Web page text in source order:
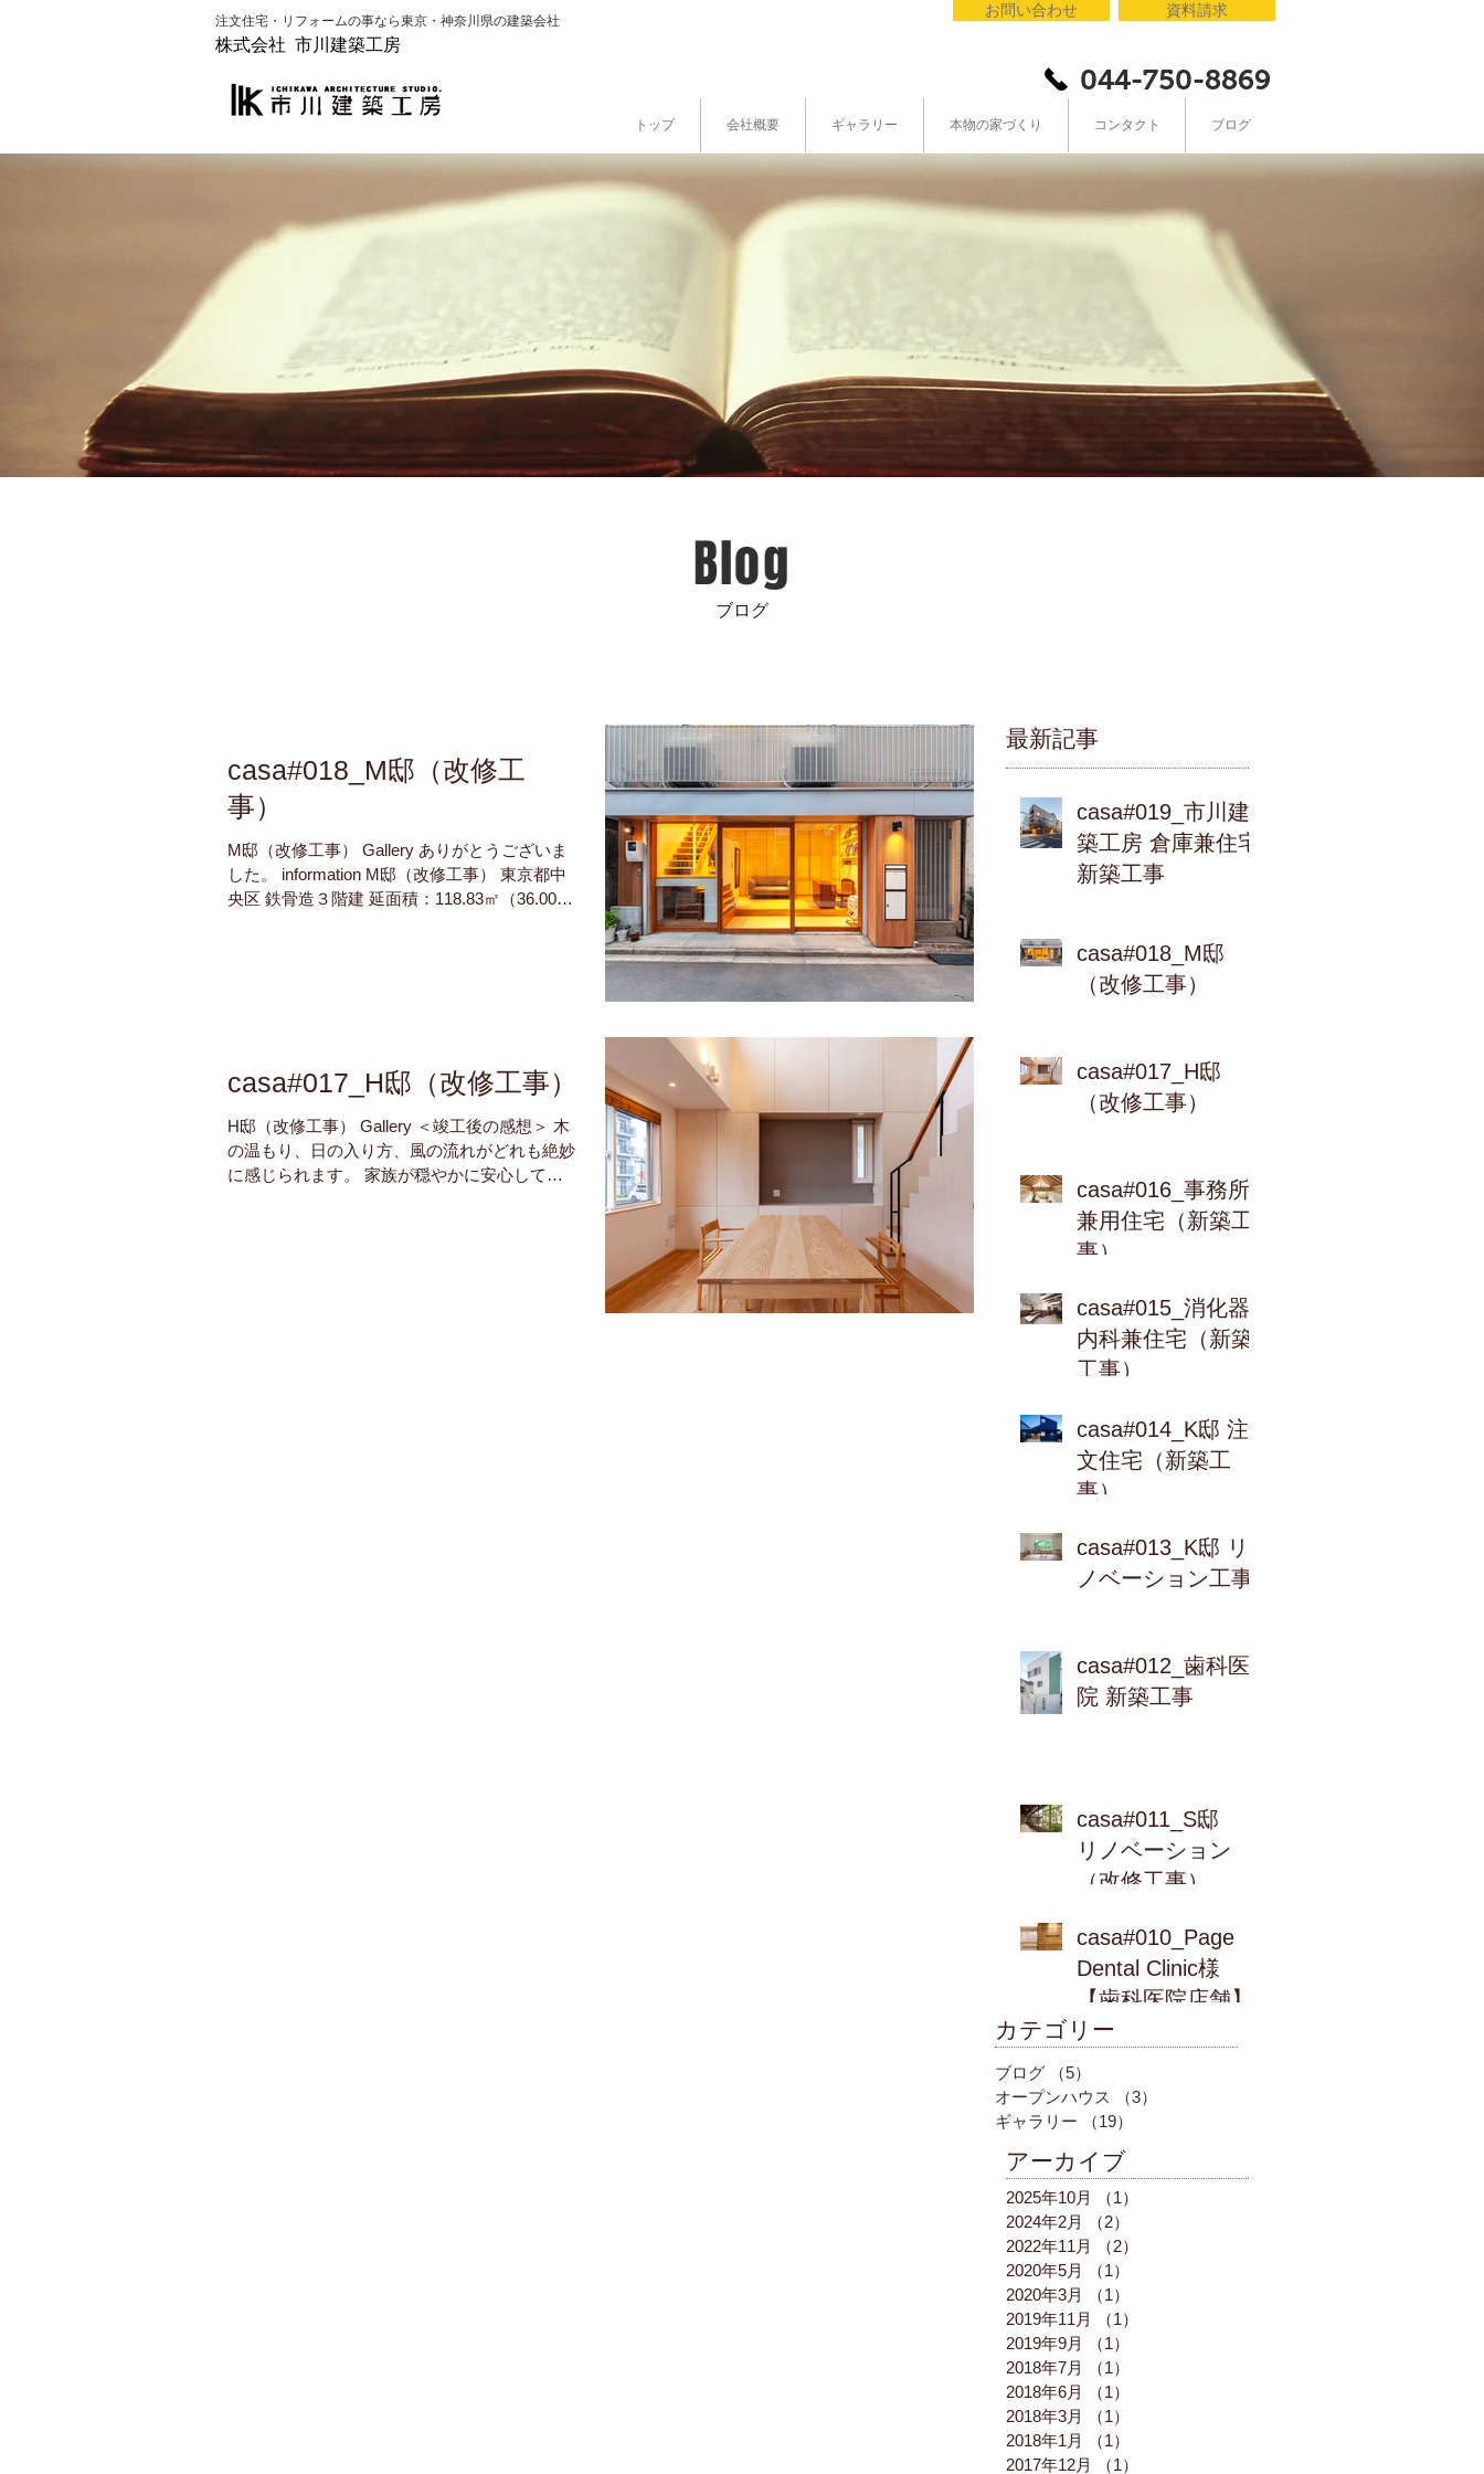
​注文住宅・リフォームの事なら​東京・神奈川県の建築会社
株式会社 市川建築工房
お問い合わせ 資料請求
トップ 会社概要 ギャラリー 本物の家づくり コンタクト ブログ
044-750-8869
Blog
​ブログ
casa#018_M邸（改修工
事）
M邸（改修工事） Gallery ありがとうございま
した。 information M邸（改修工事） 東京都中
央区 鉄骨造３階建 延面積：118.83㎡（36.00
casa#017_H邸（改修工事）
H邸（改修工事） Gallery ＜竣工後の感想＞ 木
の温もり、日の入り方、風の流れがどれも絶妙
に感じられます。 家族が穏やかに安心して過
最新記事
casa#019_市川建
築工房 倉庫兼住宅
新築工事
casa#018_M邸
（改修工事）
casa#017_H邸
（改修工事）
casa#016_事務所
兼用住宅（新築工
事）
casa#015_消化器
内科兼住宅（新築
工事）
casa#014_K邸 注
文住宅（新築工
事）
casa#013_K邸 リ
ノベーション工事
casa#012_歯科医
院 新築工事
casa#011_S邸
リノベーション
（改修工事）
casa#010_Page
Dental Clinic様
【歯科医院店舗】
カテゴリー
ブログ （5）
オープンハウス
（3）
ギャラリー
（19）
アーカイブ
2025年10月 （1）
2024年2月
（2）
2022年11月
（2）
2020年5月
（1）
2020年3月
（1）
2019年11月
（1）
2019年9月
（1）
2018年7月
（1）
2018年6月
（1）
2018年3月
（1）
2018年1月
（1）
2017年12月
（1）